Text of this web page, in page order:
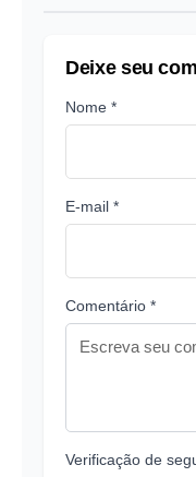
Deixe seu
Nome *
E-mail *
Comentário *
Verificação de